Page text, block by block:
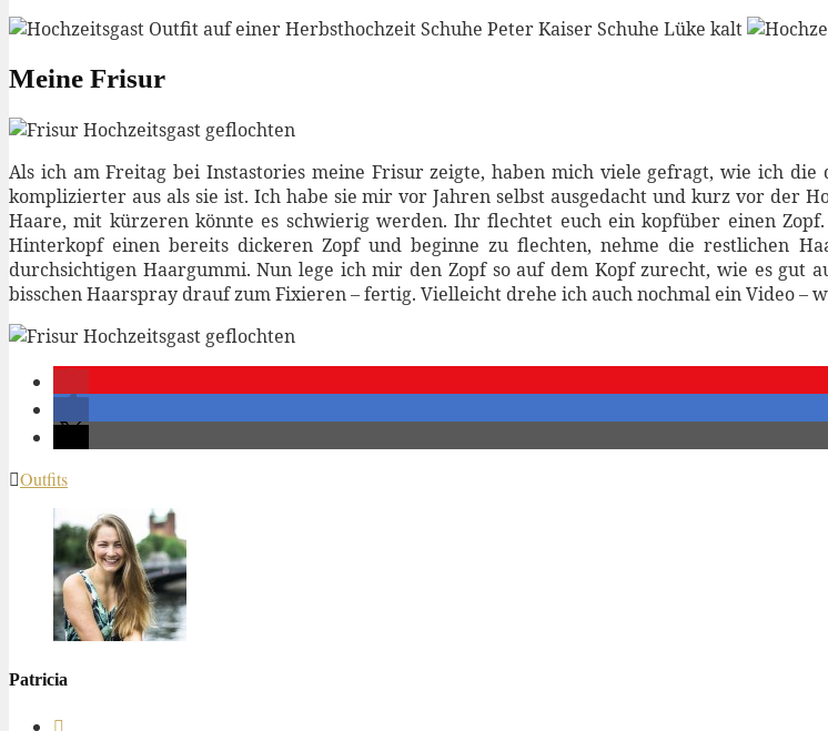
Meine Frisur
Als ich am Freitag bei Instastories meine Frisur zeigte, haben mich viele gefragt, wie ich
komplizierter aus als sie ist. Ich habe sie mir vor Jahren selbst ausgedacht und kurz vor der
Haare, mit kürzeren könnte es schwierig werden. Ihr flechtet euch ein kopfüber einen
Hinterkopf einen bereits dickeren Zopf und beginne zu flechten, nehme die restlichen
durchsichtigen Haargummi. Nun lege ich mir den Zopf so auf dem Kopf zurecht, wie es gut
bisschen Haarspray drauf zum Fixieren – fertig. Vielleicht drehe ich auch nochmal ein Video –
Outfits
Patricia